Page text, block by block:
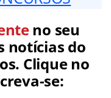
no seu
notícias do
Clique no
se: